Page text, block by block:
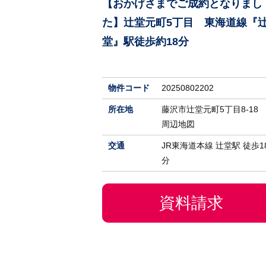
【おかげさまでご成約となりまし
た】辻堂元町5丁目 東海道線『
堂』駅徒歩約18分
物件コード 20250802202
所在地
藤沢市辻堂元町5丁目8-18
周辺地図
交通
JR東海道本線 辻堂駅 徒歩
分
資料請求